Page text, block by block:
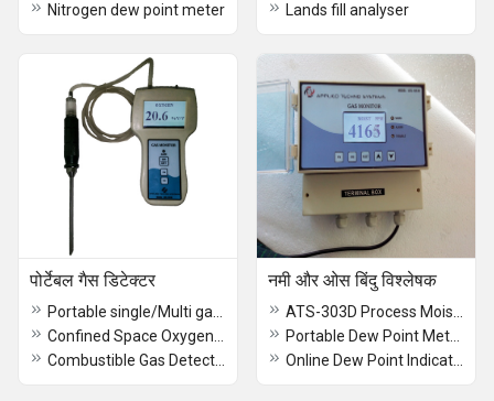
Nitrogen dew point meter
Lands fill analyser
पोर्टेबल गैस डिटेक्टर नमी और ओस बिंदु विश्लेषक